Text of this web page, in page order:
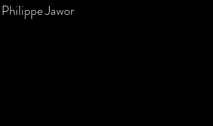
Philippe Jawor